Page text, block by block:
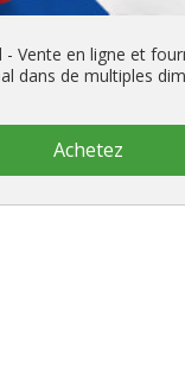
- Vente en ligne et
dans de multiples
Achetez